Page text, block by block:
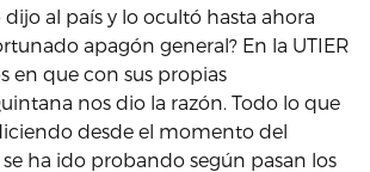
al país y lo ocultó hasta ahora
apagón general? En la UTIER
en que con sus propias
nos dio la razón. Todo lo que
desde el momento del
ha ido probando según pasan los